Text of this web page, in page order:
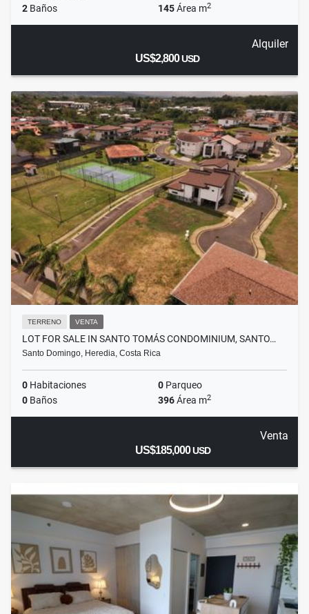
2 Baños 145Área m2
Alquiler
US$2,800USD
TERRENO VENTA
LOT FOR SALE IN SANTO TOMÁS CONDOMINIUM, SANTO…
Santo Domingo, Heredia, Costa Rica
0 Habitaciones 0 Parqueo
0 Baños 396Área m2
Venta
US$185,000USD